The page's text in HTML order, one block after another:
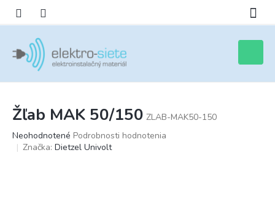
obsah
košík
Žľab MAK 50/150 ZLAB-MAK50-150
Priemerné
hodnotenie
Neohodnotené Podrobnosti hodnotenia
Značka: Dietzel Univolt